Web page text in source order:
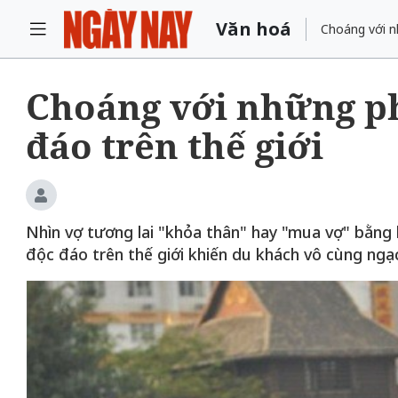
Văn hoá Choáng với
Choáng với những
đáo trên thế giới
Nhìn vợ tương lai "khỏa thân" hay "mua vợ"
độc đáo trên thế giới khiến du khách vô cùng